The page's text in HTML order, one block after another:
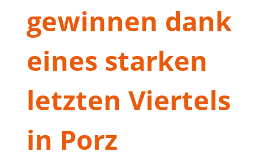
gewinnen dank
eines starken
letzten Viertels
in Porz